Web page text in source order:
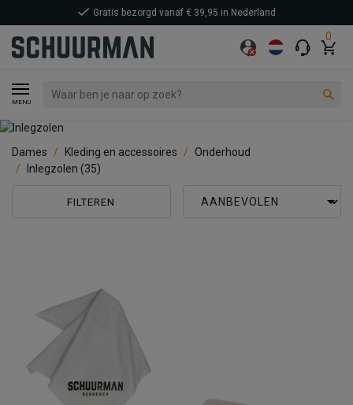
0
MENU
Gratis bezorgd vanaf € 39,95 in Nederland
Dames Kleding en accessoires
Onderhoud
Inlegzolen (35)
FILTEREN